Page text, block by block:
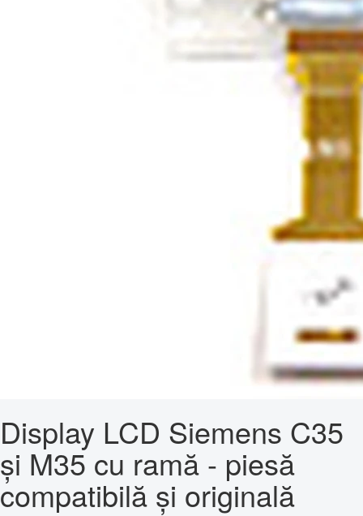
Display LCD Siemens C35
și M35 cu ramă - piesă
compatibilă și originală